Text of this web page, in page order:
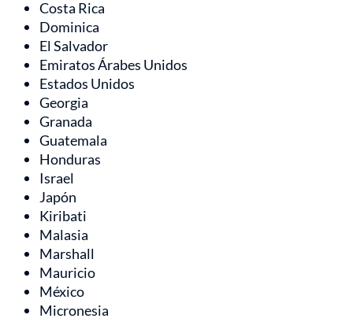
Costa Rica
Dominica
El Salvador
Emiratos Árabes Unidos
Estados Unidos
Georgia
Granada
Guatemala
Honduras
Israel
Japón
Kiribati
Malasia
Marshall
Mauricio
México
Micronesia